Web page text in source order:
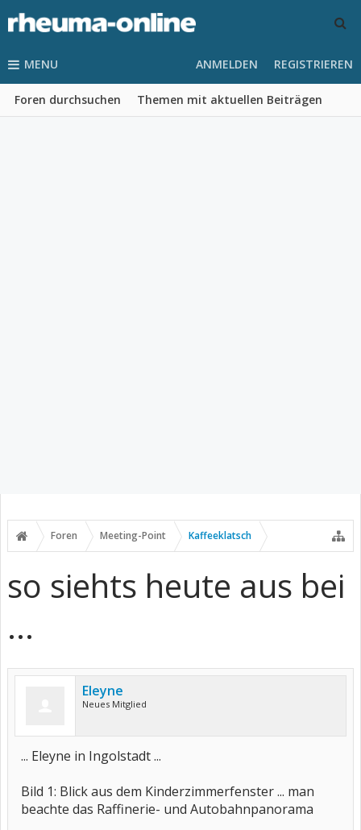
MENU
Foren durchsuchen Themen mit aktuellen Beiträgen
ANMELDEN REGISTRIEREN
Foren Meeting-Point Kaffeeklatsch
so siehts heute aus bei
...
Eleyne
Neues Mitglied
... Eleyne in Ingolstadt ...
Bild 1: Blick aus dem Kinderzimmerfenster ... man
beachte das Raffinerie- und Autobahnpanorama